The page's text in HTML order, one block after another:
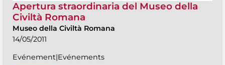
Apertura straordinaria del Museo della
Civiltà Romana
Museo della Civiltà Romana
14/05/2011
Evénement|Evénements